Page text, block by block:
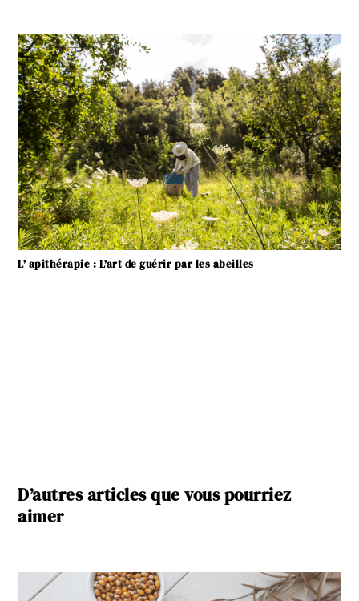
L’ apithérapie : L’art de guérir par les abeilles
D’autres articles que vous pourriez
aimer